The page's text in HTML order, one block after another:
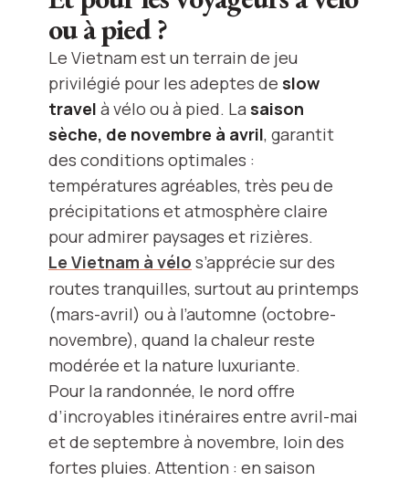
ou à pied ?
Le Vietnam est un terrain de jeu
privilégié pour les adeptes de slow
travel à vélo ou à pied. La saison
sèche, de novembre à avril, garantit
des conditions optimales :
températures agréables, très peu de
précipitations et atmosphère claire
pour admirer paysages et rizières.
Le Vietnam à vélo s’apprécie sur des
routes tranquilles, surtout au printemps
(mars-avril) ou à l’automne (octobre-
novembre), quand la chaleur reste
modérée et la nature luxuriante.
Pour la randonnée, le nord offre
d’incroyables itinéraires entre avril-mai
et de septembre à novembre, loin des
fortes pluies. Attention : en saison